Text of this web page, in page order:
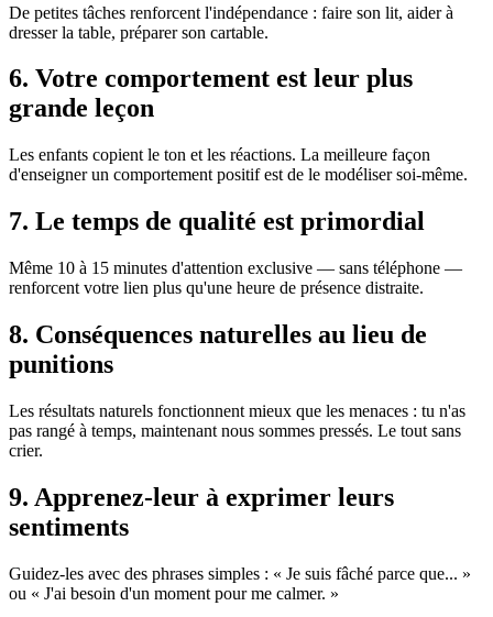
De petites tâches renforcent l'indépendance : faire son lit, aider à
dresser la table, préparer son cartable.
6. Votre comportement est leur plus
grande leçon
Les enfants copient le ton et les réactions. La meilleure façon
d'enseigner un comportement positif est de le modéliser soi-même.
7. Le temps de qualité est primordial
Même 10 à 15 minutes d'attention exclusive — sans téléphone —
renforcent votre lien plus qu'une heure de présence distraite.
8. Conséquences naturelles au lieu de
punitions
Les résultats naturels fonctionnent mieux que les menaces : tu n'as
pas rangé à temps, maintenant nous sommes pressés. Le tout sans
crier.
9. Apprenez-leur à exprimer leurs
sentiments
Guidez-les avec des phrases simples : « Je suis fâché parce que... »
ou « J'ai besoin d'un moment pour me calmer. »